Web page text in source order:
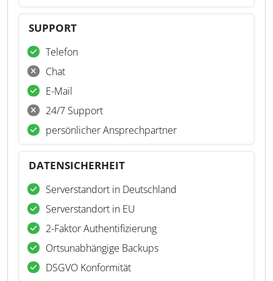
SUPPORT
Telefon
Chat
E-Mail
24/7 Support
persönlicher Ansprechpartner
DATENSICHERHEIT
Serverstandort in Deutschland
Serverstandort in EU
2-Faktor Authentifizierung
Ortsunabhängige Backups
DSGVO Konformität